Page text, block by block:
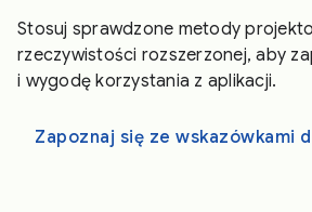
Stosuj sprawdzone metody
rzeczywistości rozszerzonej, aby
i wygodę korzystania z aplikacji.